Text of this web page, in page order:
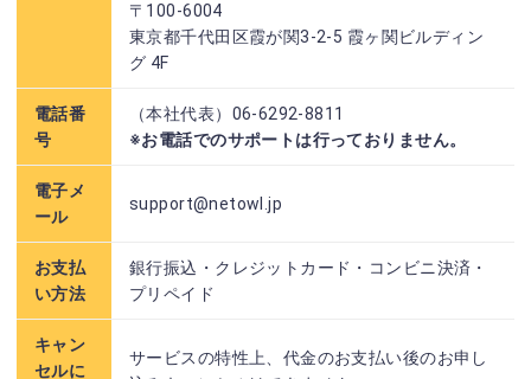
〒100-6004
東京都千代田区霞が関3-2-5 霞ヶ関ビルディン
グ 4F
電話番
号
（本社代表）06-6292-8811
※お電話でのサポートは行っておりません。
電子メ
ール
support@netowl.jp
お支払
い方法
銀行振込・クレジットカード・コンビニ決済・
プリペイド
キャン
セルに
サービスの特性上、代金のお支払い後のお申し